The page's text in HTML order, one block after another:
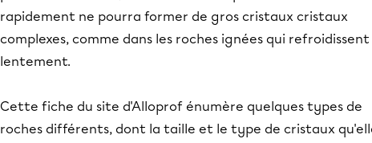
rapidement ne pourra former de gros cristaux cristaux
complexes, comme dans les roches ignées qui refroidissent
lentement.
Cette fiche du site d'Alloprof énumère quelques types de
roches différents, dont la taille et le type de cristaux